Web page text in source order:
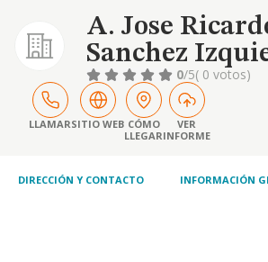
A. Jose
Sanchez
0/5( 0 votos)
LLAMARSITIO WEB CÓMO
LLEGAR
VER
INFORME
DIRECCIÓN Y CONTACTO INFORMACIÓN